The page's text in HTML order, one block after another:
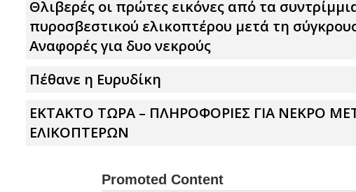
Θλιβερές οι πρώτες εικόνες από τα
πυροσβεστικού ελικοπτέρου μετά τη
Αναφορές για δυο νεκρούς
Πέθανε η Ευρυδίκη
ΕΚΤΑΚΤΟ ΤΩΡΑ – ΠΛΗΡΟΦΟΡΙΕΣ ΓΙΑ ΝΕΚΡΟ
ΕΛΙΚΟΠΤΕΡΩΝ